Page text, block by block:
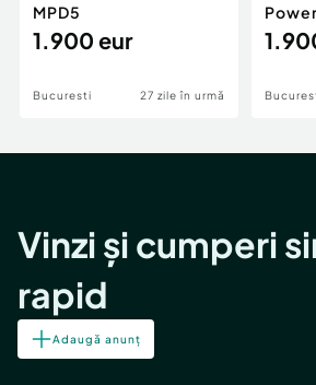
MPD5
1.900 eur
Bucuresti 27 zile în urmă
Vinzi și cumperi
rapid
Adaugă anunț